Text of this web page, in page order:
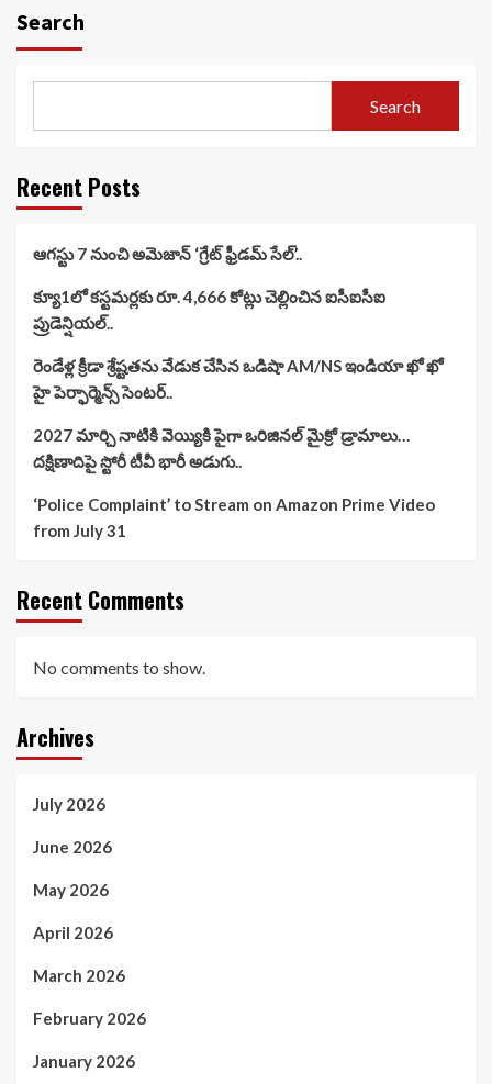
Search
Search
Recent Posts
ఆగస్టు 7 నుంచి అమెజాన్ ‘గ్రేట్ ఫ్రీడమ్ సేల్’..
క్యూ1లో కస్టమర్లకు రూ. 4,666 కోట్లు చెల్లించిన ఐసీఐసీఐ
ప్రుడెన్షియల్..
రెండేళ్ల క్రీడా శ్రేష్టతను వేడుక చేసిన ఒడిషా AM/NS ఇండియా ఖో ఖో
హై పెర్ఫార్మెన్స్ సెంటర్..
2027 మార్చి నాటికి వెయ్యికి పైగా ఒరిజినల్ మైక్రో డ్రామాలు…
దక్షిణాదిపై స్టోరీ టీవీ భారీ అడుగు..
‘Police Complaint’ to Stream on Amazon Prime Video
from July 31
Recent Comments
No comments to show.
Archives
July 2026
June 2026
May 2026
April 2026
March 2026
February 2026
January 2026